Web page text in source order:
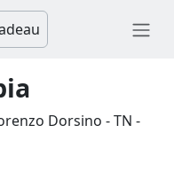
Dorsino -TN -